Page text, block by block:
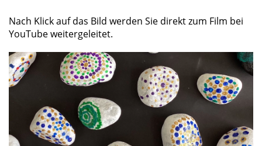
Nach Klick auf das Bild werden Sie direkt zum Film bei
YouTube weitergeleitet.